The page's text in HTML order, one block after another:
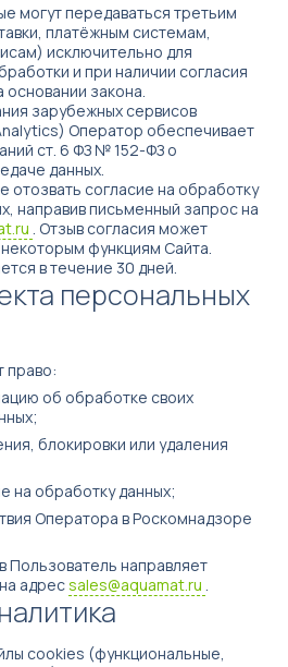
могут передаваться третьим
платёжным системам,
исключительно для
и при наличии согласия
закона.
зарубежных сервисов
Оператор обеспечивает
ст. 6 ФЗ № 152-ФЗ о
данных.
отозвать согласие на обработку
направив письменный запрос на
. Отзыв согласия может
функциям Сайта.
в течение 30 дней.
персональных
право:
об обработке своих
блокировки или удаления
на обработку данных;
Оператора в Роскомнадзоре
Пользователь направляет
адресsales@aquamat.ru
cookies (функциональные,